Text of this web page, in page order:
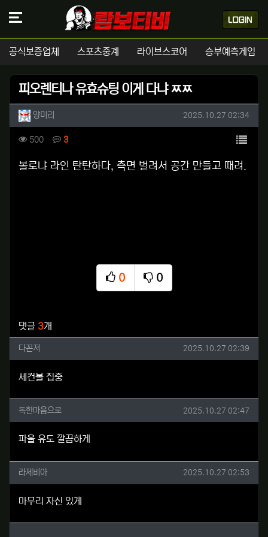
공식보증업체 스포츠중계 라이브스코어 승부예측게임
피오렌티나 유효슈팅 이게 다냐 ㅉㅉ
작성자 정보
양미리 작성일
2025.10.27 02:34
컨텐츠 정보
500조회 3댓글 목록
본문
볼로냐 라인 탄탄하다, 측면 벌려서 공간 만들고 때려.
0
추천
0
비추천
댓글 3개
다꼰져님의 댓글
다꼰져 작성일
2025.10.27 02:39
세컨볼 집중
독한마음으로님의 댓글
독한마음으로 작성일
2025.10.27 02:47
파울 유도 깔끔하게
라제비아님의 댓글
라제비아 작성일
2025.10.27 02:53
마무리 자신 있게